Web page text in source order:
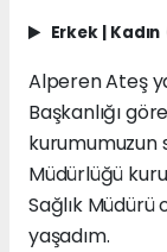
Erkek | Kadın
Alperen Ateş
Başkanlığı
kurumumuzun
Müdürlüğü
Sağlık
yaşadım.